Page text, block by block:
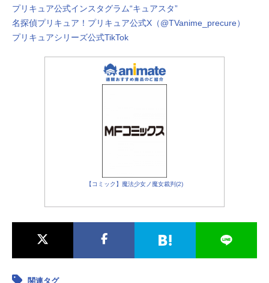
プリキュア公式インスタグラム“キュアスタ”
名探偵プリキュア！プリキュア公式X（@TVanime_precure）
プリキュアシリーズ公式TikTok
【コミック】魔法少女ノ魔女裁判(2)
関連タグ